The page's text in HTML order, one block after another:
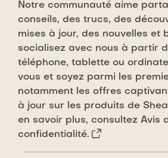
Notre communauté aime
conseils, des trucs, des
mises à jour, des nouvelles et
socialisez avec nous à partir
téléphone, tablette ou
vous et soyez parmi les
notamment les offres
à jour sur les produits de
en savoir plus, consultez Avis
confidentialité.